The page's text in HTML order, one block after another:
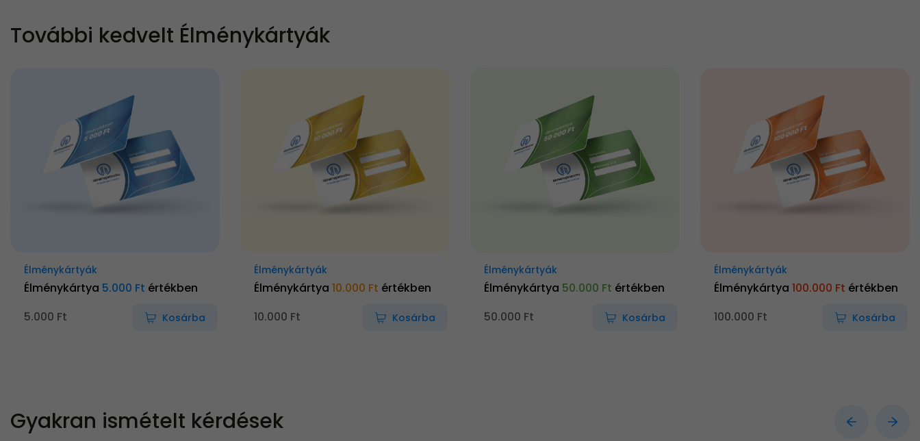
További kedvelt Élménykártyák
Élménykártyák
Élménykártya 5.000 Ft értékben
5.000 Ft
Kosárba
Élménykártyák
Élménykártya 10.000 Ft értékben
10.000 Ft
Kosárba
Élménykártyák
Élménykártya 50.000 Ft értékben
50.000 Ft
Kosárba
Élménykártyák
Élménykártya 100.000 Ft értékben
100.000 Ft
Kosárba
Gyakran ismételt kérdések